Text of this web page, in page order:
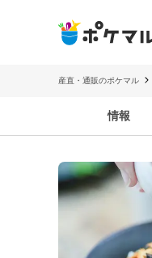
産直・通販のポケマル
情報